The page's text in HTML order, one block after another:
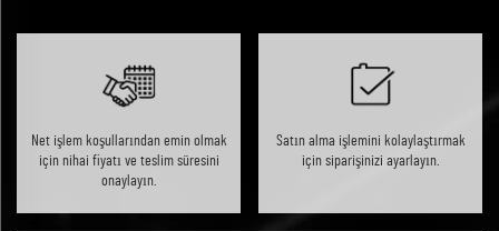
Net işlem koşullarından emin olmak
için nihai fiyatı ve teslim süresini
onaylayın.
Satın alma işlemini kolaylaştırmak
için siparişinizi ayarlayın.